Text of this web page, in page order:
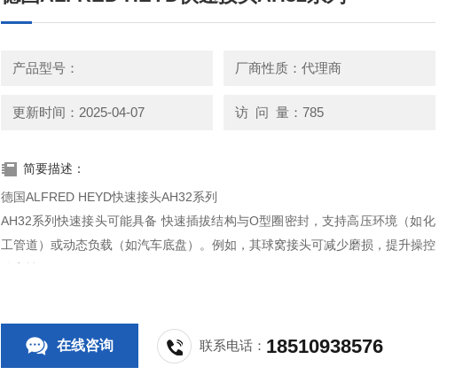
产品型号： 厂商性质：代理商
更新时间：2025-04-07 访 问 量：785
简要描述：
德国ALFRED HEYD快速接头AH32系列
AH32系列快速接头可能具备 快速插拔结构与O型圈密封，支持高压环境（如化
工管道）或动态负载（如汽车底盘）。例如，其球窝接头可减少磨损，提升操控
稳定性。
在线咨询 联系电话： 18510938576